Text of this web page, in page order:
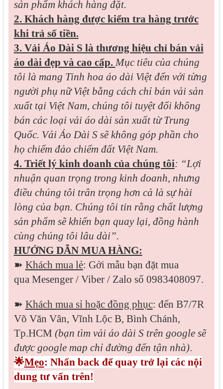
sản phẩm khách hàng đặt.
2. Khách hàng được kiểm tra hàng trước
khi trả số tiền.
3. Vải Áo Dài S là thương hiệu chỉ bán vải
áo dài đẹp và cao cấp. Mục tiêu của chúng
tôi là mang Tinh hoa áo dài Việt đến với từng
người phụ nữ Việt bằng cách chỉ bán vải sản
xuất tại Việt Nam, chúng tôi tuyệt đối không
bán các loại vải áo dài sản xuất từ Trung
Quốc. Vải Áo Dài S sẽ không góp phần cho
họ chiếm đảo chiếm đất Việt Nam.
4. Triết lý kinh doanh của chúng tôi: “Lợi
nhuận quan trọng trong kinh doanh, nhưng
điều chúng tôi trân trọng hơn cả là sự hài
lòng của bạn. Chúng tôi tin rằng chất lượng
sản phẩm sẽ khiến bạn quay lại, đồng hành
cùng chúng tôi lâu dài”.
HƯỚNG DẪN MUA HÀNG:
➽ Khách mua lẻ: Gởi mẫu bạn đặt mua
qua Mesenger / Viber / Zalo số 0983408097.
➽ Khách mua sỉ hoặc đồng phục: đến B7/7R
Võ Văn Vân, Vĩnh Lộc B, Bình Chánh,
Tp.HCM (bạn tìm vải áo dài S trên google sẽ
được google map chỉ đường đến tận nhà).
🌟Mẹo: Nhấn back để quay trở lại các nội
dung tư vấn trên!